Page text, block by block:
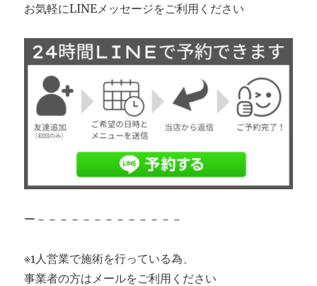
お気軽にLINEメッセージをご利用ください
ー－－－－－－－－－－－－－
※1人営業で施術を行っている為、
事業者の方はメールをご利用ください